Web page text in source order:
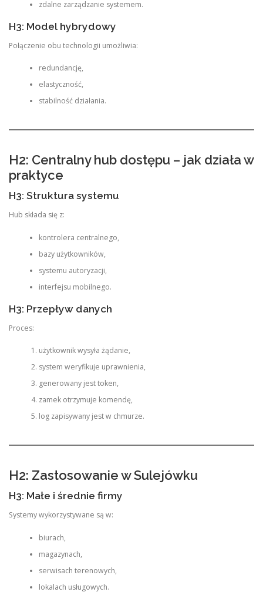
zdalne zarządzanie systemem.
H3: Model hybrydowy
Połączenie obu technologii umożliwia:
redundancję,
elastyczność,
stabilność działania.
H2: Centralny hub dostępu – jak działa w
praktyce
H3: Struktura systemu
Hub składa się z:
kontrolera centralnego,
bazy użytkowników,
systemu autoryzacji,
interfejsu mobilnego.
H3: Przepływ danych
Proces:
użytkownik wysyła żądanie,
system weryfikuje uprawnienia,
generowany jest token,
zamek otrzymuje komendę,
log zapisywany jest w chmurze.
H2: Zastosowanie w Sulejówku
H3: Małe i średnie firmy
Systemy wykorzystywane są w:
biurach,
magazynach,
serwisach terenowych,
lokalach usługowych.